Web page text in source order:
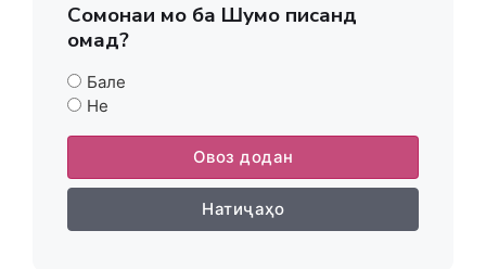
Сомонаи мо ба Шумо писанд
омад?
Бале
Не
Овоз додан
Натиҷаҳо